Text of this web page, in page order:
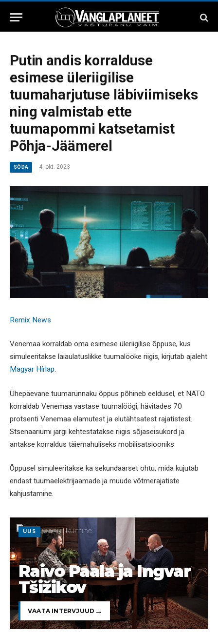
Putin andis korralduse
esimese üleriigilise
tuumaharjutuse läbiviimiseks
ning valmistab ette
tuumapommi katsetamist
Põhja-Jäämerel
SÕDA 4. okt. 2023
Remix News
Venemaa korraldab oma esimese üleriigilise õppuse, kus
simuleeritakse laiaulatuslikke tuumalööke riigis, kirjutab ajaleht
Magyar Hírlap.
Ühepäevane tuumarünnaku õppus põhineb eeldusel, et NATO
korraldab Venemaa vastase tuumalöögi, hävitades 70
protsenti Venemaa elamutest ja elutähtsatest rajatistest.
Stsenaariumi järgi kehtestatakse riigis sõjaseisukord ja
antakse korraldus täiemahuliseks mobilisatsiooniks.
Õppusel simuleeritakse ka sekundaarset ohtu, mida kujutab
endast tuumaelektrijaamade ja muude võtmerajatiste
kahjustamine.
UUS
Raivo Paala ja Ingvar
Tšižikov
VAATA INTERVJUUD